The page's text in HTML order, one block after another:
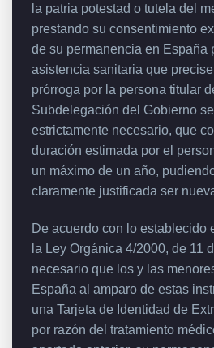
la patria potestad o tutela del
prestando su consentimiento
de su permanencia en España
asistencia sanitaria que
prórroga por la persona titular
Subdelegación del Gobierno
estrictamente necesario, que
duración estimada por el
un máximo de un año,
claramente justificada ser
De acuerdo con lo establecido
la Ley Orgánica 4/2000, de 11
necesario que los y las
España al amparo de estas
una Tarjeta de Identidad de
por razón del tratamiento